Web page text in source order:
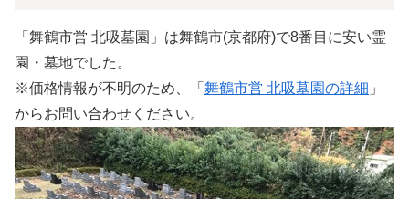
「舞鶴市営 北吸墓園」は舞鶴市(京都府)で8番目に安い霊
園・墓地でした。
※価格情報が不明のため、「 舞鶴市営 北吸墓園の詳細 」
からお問い合わせください。